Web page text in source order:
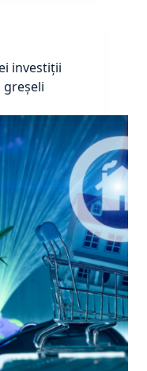
investiții